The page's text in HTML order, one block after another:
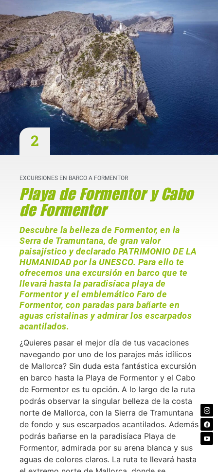
2
EXCURSIONES EN BARCO A FORMENTOR
Playa de Formentor y Cabo
de Formentor
Descubre la belleza de Formentor, en la
Serra de Tramuntana, de gran valor
paisajístico y declarado PATRIMONIO DE LA
HUMANIDAD por la UNESCO. Para ello te
ofrecemos una excursión en barco que te
llevará hasta la paradisíaca playa de
Formentor y el emblemático Faro de
Formentor, con paradas para bañarte en
aguas cristalinas y admirar los escarpados
acantilados.
¿Quieres pasar el mejor día de tus vacaciones
navegando por uno de los parajes más idílicos
de Mallorca? Sin duda esta fantástica excursión
en barco hasta la Playa de Formentor y el Cabo
de Formentor es tu opción. A lo largo de la ruta
podrás observar la singular belleza de la costa
norte de Mallorca, con la Sierra de Tramuntana
de fondo y sus escarpados acantilados. Además
podrás bañarse en la paradisíaca Playa de
Formentor, admirada por su arena blanca y sus
aguas de colores claros. La ruta te llevará hasta